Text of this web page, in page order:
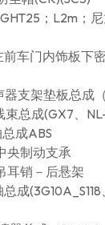
；L2m；
前车门内饰板下
支架垫板总成（
束总成(GX7、
总成ABS
央制动支承
耳销－后悬架
成(3G10A_S118